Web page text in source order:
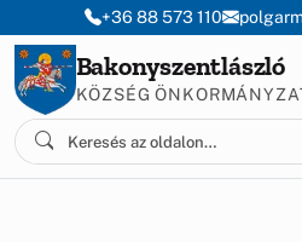
Ugrás a menüre
Ugrás a tartalomra
+36 88 573 110
Bakonyszentlászló
KÖZSÉG